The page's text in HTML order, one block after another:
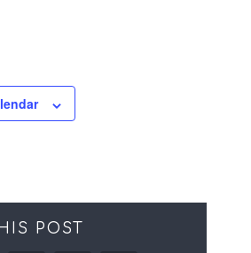
POST